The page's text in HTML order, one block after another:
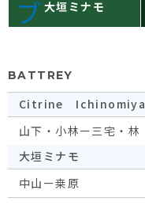
大垣ミナモ
BATTREY
Citrine Ichinomiya
山下・小林ー三宅・林
大垣ミナモ
中山ー桒原